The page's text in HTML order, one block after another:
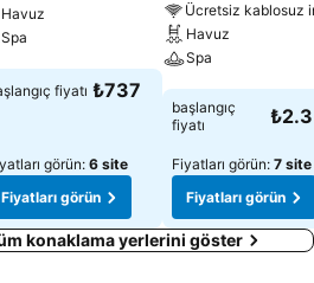
Havuz
Spa
görün
fiyatı ₺737
görün: 6 site
Fiyatları görün
Havuz
Spa
Fiyatları görün
başlangıç
fiyatı
Fiyatları görün: 7 site
Fiyatları görün
konaklama yerlerini göster